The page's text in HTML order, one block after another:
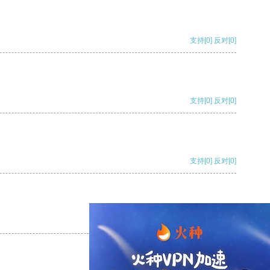
支持[0] 反对[0]
支持[0] 反对[0]
支持[0] 反对[0]